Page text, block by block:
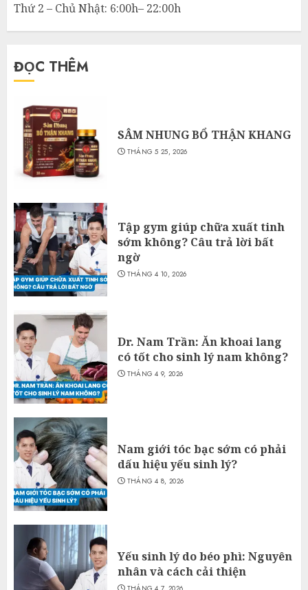
Thứ 2 – Chủ Nhật: 6:00h– 22:00h
ĐỌC THÊM
SÂM NHUNG BỔ THẬN KHANG
THÁNG 5 25, 2026
Tập gym giúp chữa xuất tinh
sớm không? Câu trả lời bất
ngờ
THÁNG 4 10, 2026
Dr. Nam Trần: Ăn khoai lang
có tốt cho sinh lý nam không?
THÁNG 4 9, 2026
Nam giới tóc bạc sớm có phải
dấu hiệu yếu sinh lý?
THÁNG 4 8, 2026
Yếu sinh lý do béo phì: Nguyên
nhân và cách cải thiện